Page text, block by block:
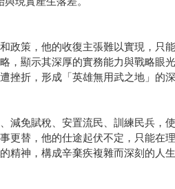
策，他的收復主張難以實現，只
顯示其深厚的實務能力與戰略眼
折，形成「英雄無用武之地」的深
減免賦稅、安置流民、訓練民兵，
更替，他的仕途起伏不定，只能在
神，構成辛棄疾複雜而深刻的人生